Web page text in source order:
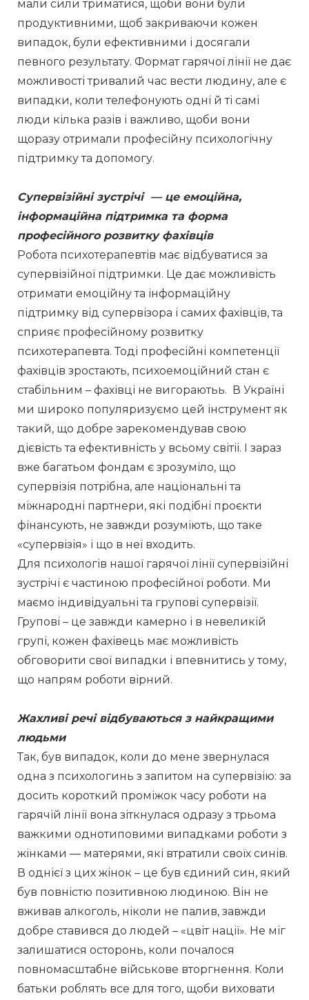
мали сили триматися, щоби вони були
продуктивними, щоб закриваючи кожен
випадок, були ефективними і досягали
певного результату. Формат гарячої лінії не дає
можливості тривалий час вести людину, але є
випадки, коли телефонують одні й ті самі
люди кілька разів і важливо, щоби вони
щоразу отримали професійну психологічну
підтримку та допомогу.
Супервізійні зустрічі  — це емоційна,
інформаційна підтримка та форма
професійного розвитку фахівців
Робота психотерапевтів має відбуватися за
супервізійної підтримки. Це дає можливість
отримати емоційну та інформаційну
підтримку від супервізора і самих фахівців, та
сприяє професійному розвитку
психотерапевта. Тоді професійні компетенції
фахівців зростають, психоемоційний стан є
стабільним – фахівці не вигораютьь.  В Україні
ми широко популяризуємо цей інструмент як
такий, що добре зарекомендував свою
дієвість та ефективність у всьому світіі. І зараз
вже багатьом фондам є зрозуміло, що
супервізія потрібна, але національні та
міжнародні партнери, які подібні проєкти
фінансують, не завжди розуміють, що таке
«супервізія» і що в неї входить.
Для психологів нашої гарячої лінії супервізійні
зустрічі є частиною професійної роботи. Ми
маємо індивідуальні та групові супервізії.
Групові – це завжди камерно і в невеликій
групі, кожен фахівець має можливість
обговорити свої випадки і впевнитись у тому,
що напрям роботи вірний.
Жахливі речі відбуваються з найкращими
людьми
Так, був випадок, коли до мене звернулася
одна з психологинь з запитом на супервізію: за
досить короткий проміжок часу роботи на
гарячій лінії вона зіткнулася одразу з трьома
важкими однотиповими випадками роботи з
жінками — матерями, які втратили своїх синів.
В однієї з цих жінок – це був єдиний син, який
був повністю позитивною людиною. Він не
вживав алкоголь, ніколи не палив, завжди
добре ставився до людей – «цвіт нації». Не міг
залишатися осторонь, коли почалося
повномасштабне військове вторгнення. Коли
батьки роблять все для того, щоби виховати